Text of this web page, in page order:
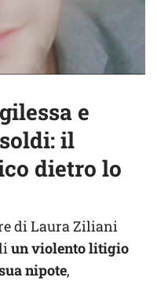
e
il
dietro lo
di Laura Ziliani
un violento litigio
nipote,